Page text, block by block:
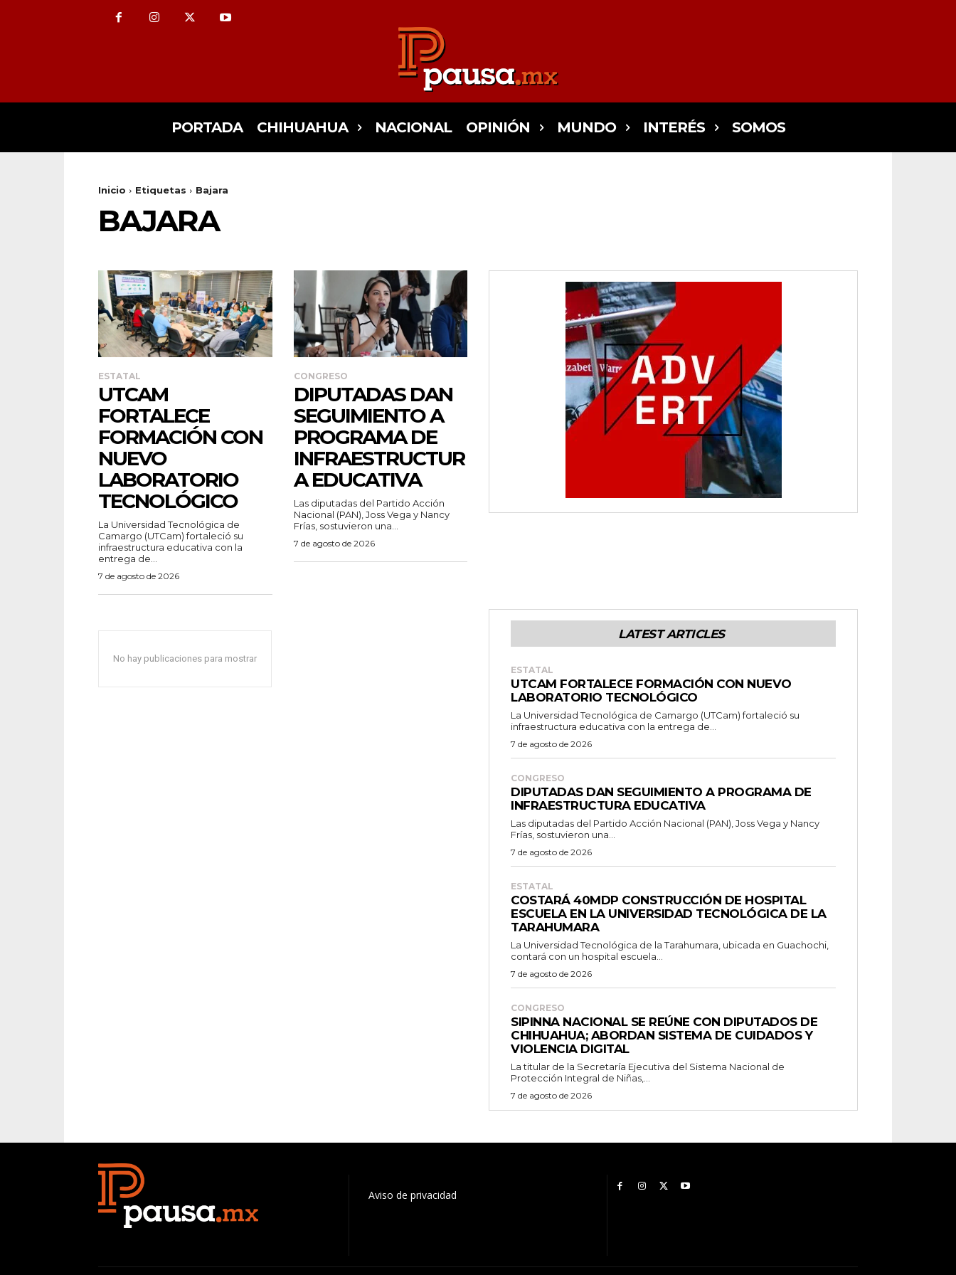
PORTADA CHIHUAHUA NACIONAL OPINIÓN MUNDO INTERÉS SOMOS
Inicio Etiquetas Bajara
BAJARA
ESTATAL
UTCAM
FORTALECE
FORMACIÓN CON
NUEVO
LABORATORIO
TECNOLÓGICO
La Universidad Tecnológica de
Camargo (UTCam) fortaleció su
infraestructura educativa con la
entrega de...
7 de agosto de 2026
CONGRESO
DIPUTADAS DAN
SEGUIMIENTO A
PROGRAMA DE
INFRAESTRUCTUR
A EDUCATIVA
Las diputadas del Partido Acción
Nacional (PAN), Joss Vega y Nancy
Frías, sostuvieron una...
7 de agosto de 2026
No hay publicaciones para mostrar
LATEST ARTICLES
ESTATAL
UTCAM FORTALECE FORMACIÓN CON NUEVO
LABORATORIO TECNOLÓGICO
La Universidad Tecnológica de Camargo (UTCam) fortaleció su
infraestructura educativa con la entrega de...
7 de agosto de 2026
CONGRESO
DIPUTADAS DAN SEGUIMIENTO A PROGRAMA DE
INFRAESTRUCTURA EDUCATIVA
Las diputadas del Partido Acción Nacional (PAN), Joss Vega y Nancy
Frías, sostuvieron una...
7 de agosto de 2026
ESTATAL
COSTARÁ 40MDP CONSTRUCCIÓN DE HOSPITAL
ESCUELA EN LA UNIVERSIDAD TECNOLÓGICA DE LA
TARAHUMARA
La Universidad Tecnológica de la Tarahumara, ubicada en Guachochi,
contará con un hospital escuela...
7 de agosto de 2026
CONGRESO
SIPINNA NACIONAL SE REÚNE CON DIPUTADOS DE
CHIHUAHUA; ABORDAN SISTEMA DE CUIDADOS Y
VIOLENCIA DIGITAL
La titular de la Secretaría Ejecutiva del Sistema Nacional de
Protección Integral de Niñas,...
7 de agosto de 2026
Aviso de privacidad